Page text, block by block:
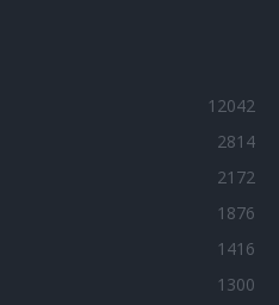
12042
2814
2172
1876
1416
1300